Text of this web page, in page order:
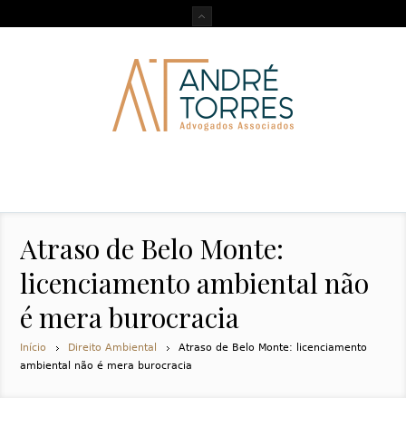
Atraso de Belo Monte:
licenciamento ambiental não
é mera burocracia
Início Direito Ambiental
Atraso de Belo Monte: licenciamento
ambiental não é mera burocracia